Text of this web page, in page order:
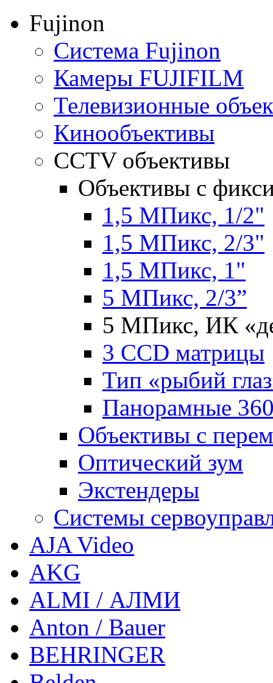
Fujinon
Система Fujinon
Камеры FUJIFILM
Телевизионные
Кинообъективы
CCTV объективы
Объективы с
1,5 МПикс, 1/2"
1,5 МПикс, 2/3"
1,5 МПикс, 1"
5 МПикс, 2/3”
5 МПикс, ИК
3 CCD матрицы
Тип «рыбий
Панорамные
Объективы с
Оптический зум
Экстендеры
Системы
AJA Video
AKG
ALMI / АЛМИ
Anton / Bauer
BEHRINGER